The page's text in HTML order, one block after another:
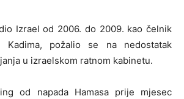
Izrael od 2006. do 2009. kao čelnik
Kadima, požalio se na nedostatak
u izraelskom ratnom kabinetu.
od napada Hamasa prije mjesec